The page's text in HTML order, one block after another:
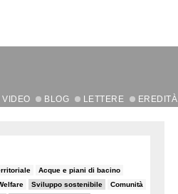
VIDEO BLOG LETTERE EREDITÀ
Acque e piani di bacino
Sviluppo sostenibile Comunità